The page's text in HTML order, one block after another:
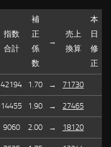
指数
合計
補
正
係
数
→
売上
換算
本
日
修
正
42194 1.70 → 71730
14455 1.90 → 27465
9060 2.00 → 18120